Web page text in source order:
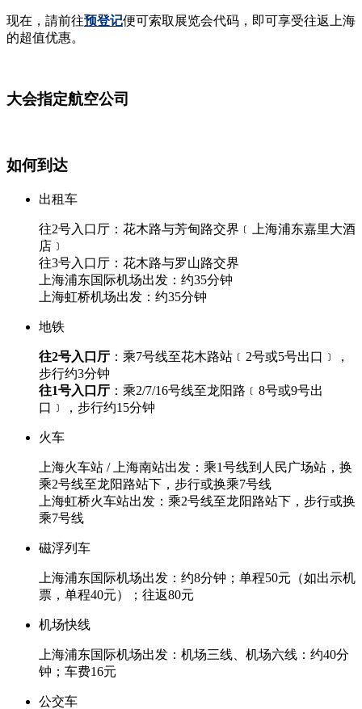
现在，請前往预登记便可索取展览会代码，即可享受往返上海
的超值优惠。
大会指定航空公司
如何到达
出租车
往2号入口厅：花木路与芳甸路交界﹝上海浦东嘉里大酒
店﹞
往3号入口厅：花木路与罗山路交界
上海浦东国际机场出发：约35分钟
上海虹桥机场出发：约35分钟
地铁
往2号入口厅 ：乘7号线至花木路站﹝2号或5号出口﹞，
步行约3分钟
往1号入口厅 ：乘2/7/16号线至龙阳路﹝8号或9号出
口﹞，步行约15分钟
火车
上海火车站 / 上海南站出发：乘1号线到人民广场站，换
乘2号线至龙阳路站下，步行或换乘7号线
上海虹桥火车站出发：乘2号线至龙阳路站下，步行或换
乘7号线
磁浮列车
上海浦东国际机场出发：约8分钟；单程50元（如出示机
票，单程40元）；往返80元
机场快线
上海浦东国际机场出发：机场三线、机场六线：约40分
钟；车费16元
公交车